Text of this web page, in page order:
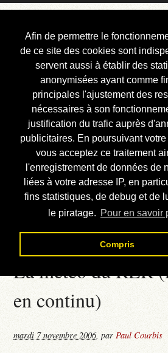
Afin de permettre le
de ce site des cookies sont
servent aussi à établir des
anonymisées ayant comme
principales l'ajustement des
nécessaires à son
justification du trafic auprès
publicitaires. En poursuivant
vous acceptez ce traitement
l'enregistrement de données de
liées à votre adresse IP, en
fins statistiques, de debug et de
le piratage. Pour en savoir
Compris
Courbis, « LE »
Blog Officiel
Bienvenue
Réalisations
Divers (et d’été)
Annonces
Liens externes
Téléchargement
Contact
La météo du RER
en continu)
mardi 7 novembre 2006,parPaul Courbis